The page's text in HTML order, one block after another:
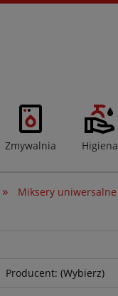
Zmywalnia Higiena
» Miksery uniwersalne
Producent: (Wybierz)